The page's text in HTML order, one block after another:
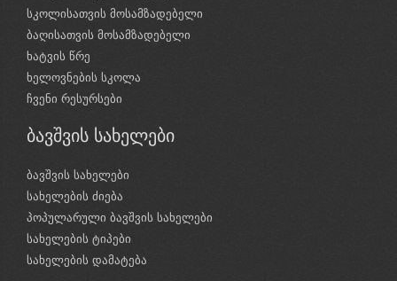
სკოლისათვის მოსამზადებელი
ბაღისათვის მოსამზადებელი
ხატვის წრე
ხელოვნების სკოლა
ჩვენი რესურსები
ბავშვის სახელები
ბავშვის სახელები
სახელების ძიება
პოპულარული ბავშვის სახელები
სახელების ტიპები
სახელების დამატება